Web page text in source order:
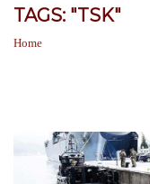
TAGS: "TSK"
Home